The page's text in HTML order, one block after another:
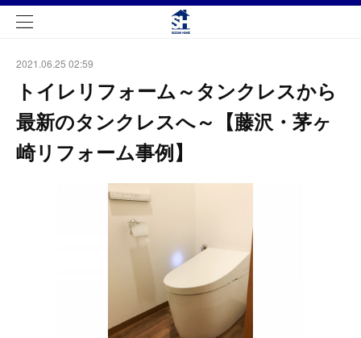
2021.06.25 02:59
トイレリフォーム～タンクレスから
最新のタンクレスへ～【藤沢・茅ヶ
崎リフォーム事例】